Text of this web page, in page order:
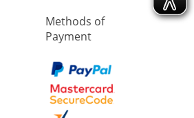
Methods of
Payment